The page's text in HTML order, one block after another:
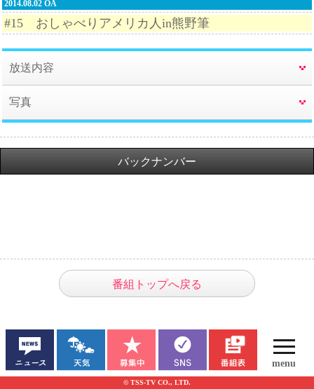
2014.08.02 OA
#15 おしゃべりアメリカ人in熊野筆
放送内容
写真
バックナンバー
番組トップへ戻る
© TSS-TV CO., LTD.